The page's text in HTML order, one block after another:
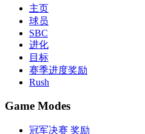
主页
球员
SBC
进化
目标
赛季进度奖励
Rush
Game Modes
冠军决赛 奖励